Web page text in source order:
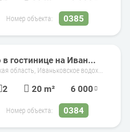
Номер объекта: 0385
гостинице на Иван...
область, Иваньковское водох...
2 20 m² 6 000
Номер объекта: 0384